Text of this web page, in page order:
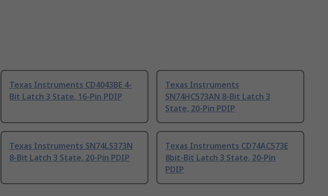
Texas Instruments CD4043BE 4-
Bit Latch 3 State, 16-Pin PDIP
Texas Instruments
SN74HC573AN 8-Bit Latch 3
State, 20-Pin PDIP
Texas Instruments SN74LS373N
8-Bit Latch 3 State, 20-Pin PDIP
Texas Instruments CD74AC573E
8bit-Bit Latch 3 State, 20-Pin
PDIP